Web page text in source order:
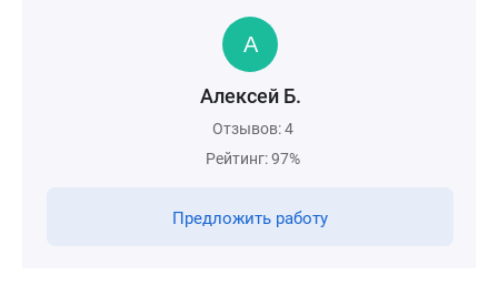
Алексей Б.
Отзывов: 4
Рейтинг: 97%
Предложить работу